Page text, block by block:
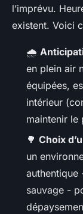
l’imprévu.
existent. Voici
🌧️
en plein air
équipées,
intérieur
maintenir le
🌳 Choix
un
sauvage -